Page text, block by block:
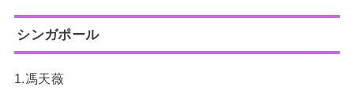
シンガポール
1.馮天薇